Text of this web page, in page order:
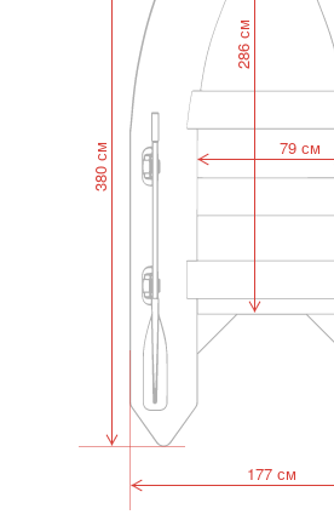
79 см
286 см
177 см
380 см